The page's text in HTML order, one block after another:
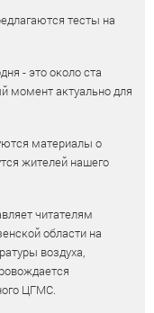
тесты на
- это около ста
момент актуально для
материалы о
жителей нашего
читателям
области на
воздуха,
ЦГМС.